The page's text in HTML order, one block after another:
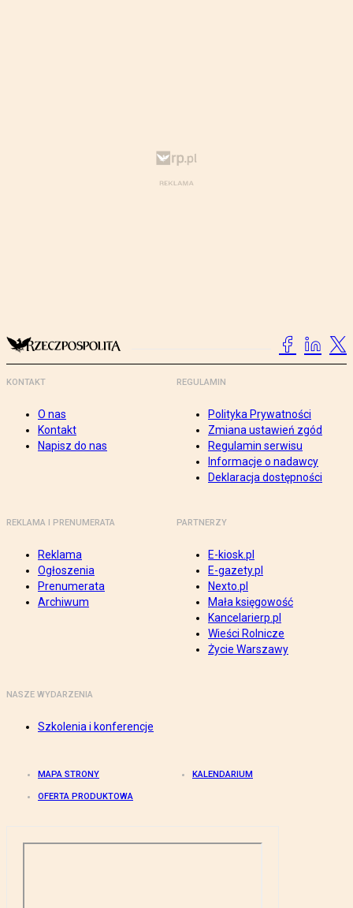
KONTAKT
O nas
Kontakt
Napisz do nas
REGULAMIN
Polityka Prywatności
Zmiana ustawień zgód
Regulamin serwisu
Informacje o nadawcy
Deklaracja dostępności
REKLAMA I PRENUMERATA
Reklama
Ogłoszenia
Prenumerata
Archiwum
PARTNERZY
E-kiosk.pl
E-gazety.pl
Nexto.pl
Mała księgowość
Kancelarierp.pl
Wieści Rolnicze
Życie Warszawy
NASZE WYDARZENIA
Szkolenia i konferencje
MAPA STRONY KALENDARIUM
OFERTA PRODUKTOWA